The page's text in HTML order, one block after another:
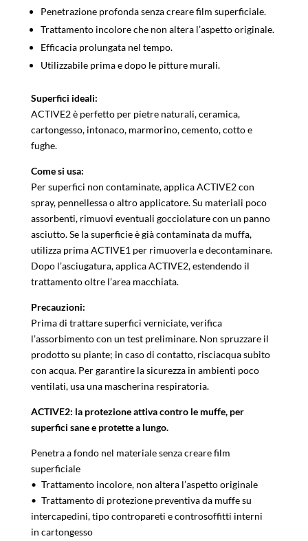
Penetrazione profonda senza creare film superficiale.
Trattamento incolore che non altera l’aspetto originale.
Efficacia prolungata nel tempo.
Utilizzabile prima e dopo le pitture murali.
Superfici ideali:
ACTIVE2 è perfetto per pietre naturali, ceramica,
cartongesso, intonaco, marmorino, cemento, cotto e
fughe.
Come si usa:
Per superfici non contaminate, applica ACTIVE2 con
spray, pennellessa o altro applicatore. Su materiali poco
assorbenti, rimuovi eventuali gocciolature con un panno
asciutto. Se la superficie è già contaminata da muffa,
utilizza prima ACTIVE1 per rimuoverla e decontaminare.
Dopo l’asciugatura, applica ACTIVE2, estendendo il
trattamento oltre l’area macchiata.
Precauzioni:
Prima di trattare superfici verniciate, verifica
l’assorbimento con un test preliminare. Non spruzzare il
prodotto su piante; in caso di contatto, risciacqua subito
con acqua. Per garantire la sicurezza in ambienti poco
ventilati, usa una mascherina respiratoria.
ACTIVE2: la protezione attiva contro le muffe, per
superfici sane e protette a lungo.
Penetra a fondo nel materiale senza creare film
superficiale
• Trattamento incolore, non altera l’aspetto originale
• Trattamento di protezione preventiva da muffe su
intercapedini, tipo contropareti e controsoffitti interni
in cartongesso